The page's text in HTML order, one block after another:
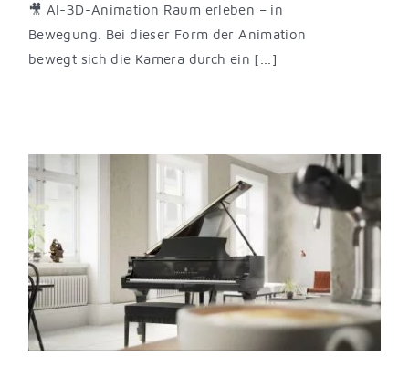
🎥 AI-3D-Animation Raum erleben – in
Bewegung. Bei dieser Form der Animation
bewegt sich die Kamera durch ein [...]